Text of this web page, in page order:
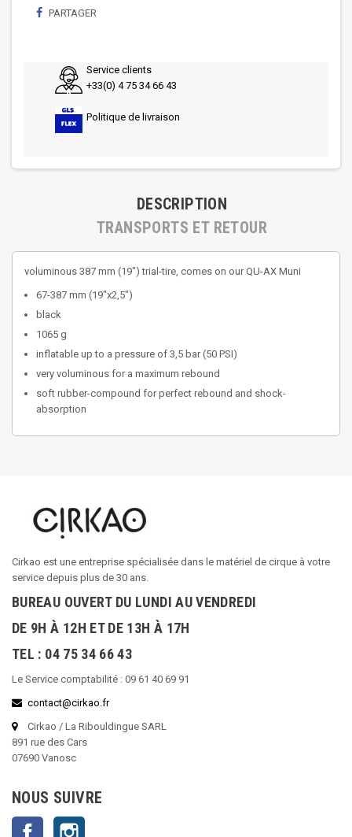
PARTAGER
Service clients
+33(0) 4 75 34 66 43
Politique de livraison
DESCRIPTION
TRANSPORTS ET RETOUR
voluminous 387 mm (19") trial-tire, comes on our QU-AX Muni
67-387 mm (19"x2,5")
black
1065 g
inflatable up to a pressure of 3,5 bar (50 PSI)
very voluminous for a maximum rebound
soft rubber-compound for perfect rebound and shock-
absorption
Cirkao est une entreprise spécialisée dans le matériel de cirque à votre
service depuis plus de 30 ans.
BUREAU OUVERT DU LUNDI AU VENDREDI
DE 9H À 12H ET DE 13H À 17H
TEL : 04 75 34 66 43
Le Service comptabilité : 09 61 40 69 91
contact@cirkao.fr
Cirkao / La Ribouldingue SARL
891 rue des Cars
07690 Vanosc
NOUS SUIVRE
Facebook